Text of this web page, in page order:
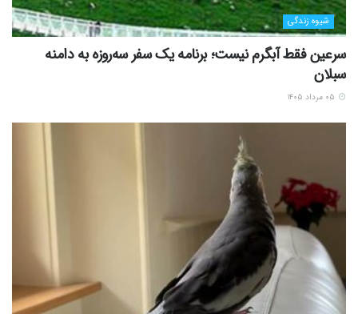
شیوه زندگی
سرعین فقط آبگرم نیست؛ برنامه یک سفر سه‌روزه به دامنه
سبلان